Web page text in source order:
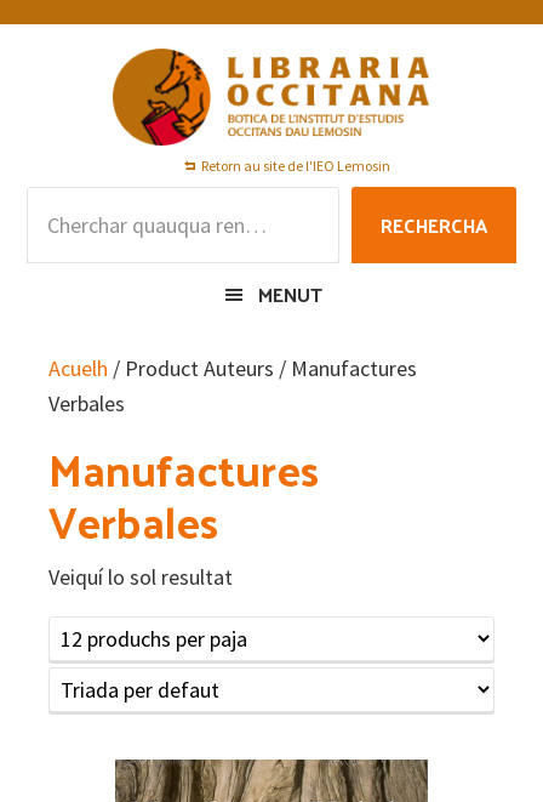
Skip
Skip
Skip
Retorn au site de l'IEO Lemosin
RECHERCHA
MENUT
Acuelh / Product Auteurs / Manufactures
Verbales
Manufactures
Verbales
Veiquí lo sol resultat